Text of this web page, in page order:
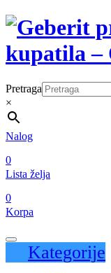
Pretraga
×
Nalog
0
Lista želja
0
Korpa
Kategorije